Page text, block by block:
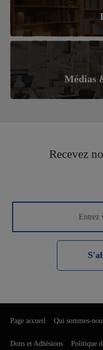
Médias
Recevez
Page accueil Qui sommes-
Dons et Adhésions Politique